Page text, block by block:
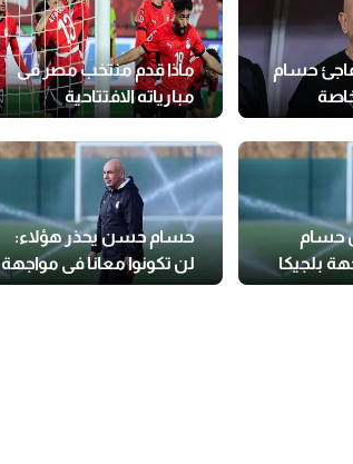
حسام
ماذا قدم منتخب مصر فى
مبارياته الافتتاحية
بالمونديال؟
حسام
بلجيكا
حسام حسن يحذر هؤلاء:
لن تكونوا معانا في مواجهة
بلجيكا